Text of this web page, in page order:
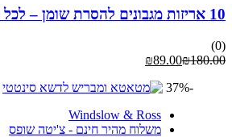
10 אריזות מגבונים להסרת שומן – לכל מטרה
(0)
₪180.00
₪89.00
-37%
Windslow & Ross
משלוח מהיר חינם - צ'יטה שופס